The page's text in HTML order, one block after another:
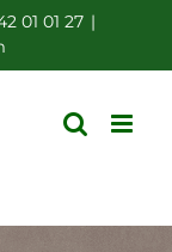
01 01 27 |